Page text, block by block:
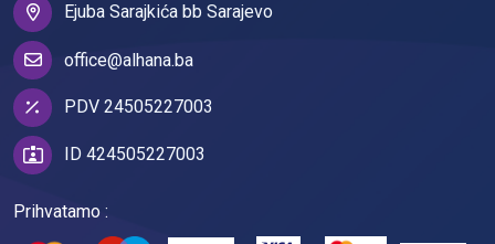
Ejuba Sarajkića bb Sarajevo
office@alhana.ba
PDV 24505227003
ID 424505227003
Prihvatamo :